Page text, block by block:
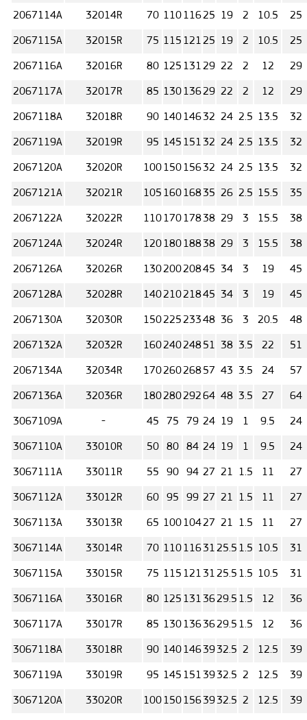
2067114А 32014R 70 11011625 19 2 10.5 25
2067115А 32015R 75 115 12125 19 2 10.5 25
2067116А 32016R 80 125 13129 22 2 12 29
2067117А 32017R 85 13013629 22 2 12 29
2067118А 32018R 90 14014632 24 2.5 13.5 32
2067119А 32019R 95 145 15132 24 2.5 13.5 32
2067120А 32020R 10015015632 24 2.5 13.5 32
2067121А 32021R 105 16016835 26 2.5 15.5 35
2067122А 32022R 11017017838 29 3 15.5 38
2067124А 32024R 12018018838 29 3 15.5 38
2067126А 32026R 13020020845 34 3 19 45
2067128А 32028R 14021021845 34 3 19 45
2067130А 32030R 15022523348 36 3 20.5 48
2067132А 32032R 16024024851 38 3.5 22 51
2067134А 32034R 17026026857 43 3.5 24 57
2067136А 32036R 18028029264 48 3.5 27 64
3067109А - 45 75 79 24 19 1 9.5 24
3067110А 33010R 50 80 84 24 19 1 9.5 24
3067111А 33011R 55 90 94 27 21 1.5 11 27
3067112А 33012R 60 95 99 27 21 1.5 11 27
3067113А 33013R 65 10010427 21 1.5 11 27
3067114А 33014R 70 1101163125.5 1.5 10.5 31
3067115А 33015R 75 115 1213125.5 1.5 10.5 31
3067116А 33016R 80 125 1313629.5 1.5 12 36
3067117А 33017R 85 1301363629.5 1.5 12 36
3067118А 33018R 90 1401463932.5 2 12.5 39
3067119А 33019R 95 145 1513932.5 2 12.5 39
3067120А 33020R 1001501563932.5 2 12.5 39